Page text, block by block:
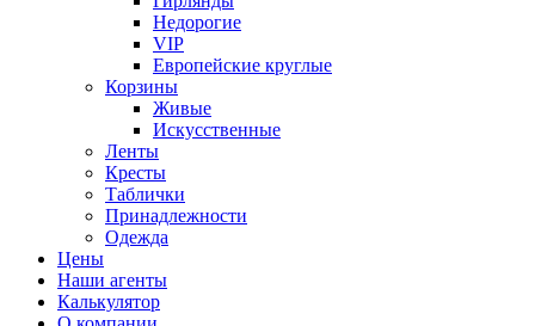
Недорогие
VIP
Европейские круглые
Корзины
Живые
Искусственные
Ленты
Кресты
Таблички
Принадлежности
Одежда
Цены
Наши агенты
Калькулятор